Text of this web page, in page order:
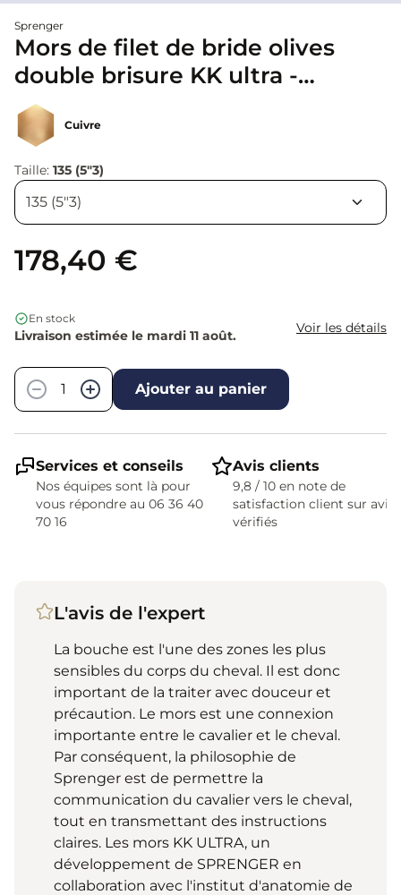
Sprenger
Mors de filet de bride olives
double brisure KK ultra -
Sprenger
Cuivre
Taille: 135 (5"3)
178,40 €
En stock
Livraison estimée le mardi 11 août. Voir les détails
−
+ Ajouter au panier
Services et conseils
Nos équipes sont là pour
vous répondre au 06 36 40
70 16
Avis clients
9,8 / 10 en note de
satisfaction client sur avis
vérifiés
L'avis de l'expert
La bouche est l'une des zones les plus
sensibles du corps du cheval. Il est donc
important de la traiter avec douceur et
précaution. Le mors est une connexion
importante entre le cavalier et le cheval.
Par conséquent, la philosophie de
Sprenger est de permettre la
communication du cavalier vers le cheval,
tout en transmettant des instructions
claires. Les mors KK ULTRA, un
développement de SPRENGER en
collaboration avec l'institut d'anatomie de